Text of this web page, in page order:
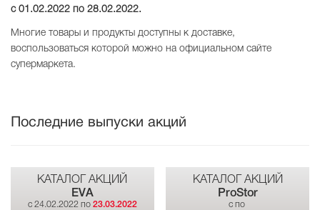
с 01.02.2022 по 28.02.2022.
Многие товары и продукты доступны к доставке,
воспользоваться которой можно на официальном сайте
супермаркета.
Последние выпуски акций
КАТАЛОГ АКЦИЙ
EVA
c 24.02.2022 по 23.03.2022
КАТАЛОГ АКЦИЙ
ProStor
c по